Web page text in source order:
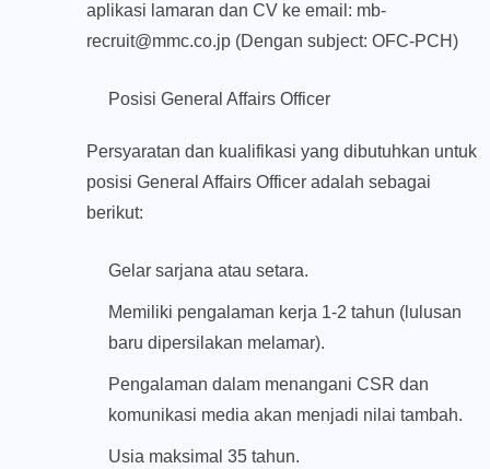
aplikasi lamaran dan CV ke email: mb-
recruit@mmc.co.jp (Dengan subject: OFC-PCH)
Posisi General Affairs Officer
Persyaratan dan kualifikasi yang dibutuhkan untuk
posisi General Affairs Officer adalah sebagai
berikut:
Gelar sarjana atau setara.
Memiliki pengalaman kerja 1-2 tahun (lulusan
baru dipersilakan melamar).
Pengalaman dalam menangani CSR dan
komunikasi media akan menjadi nilai tambah.
Usia maksimal 35 tahun.